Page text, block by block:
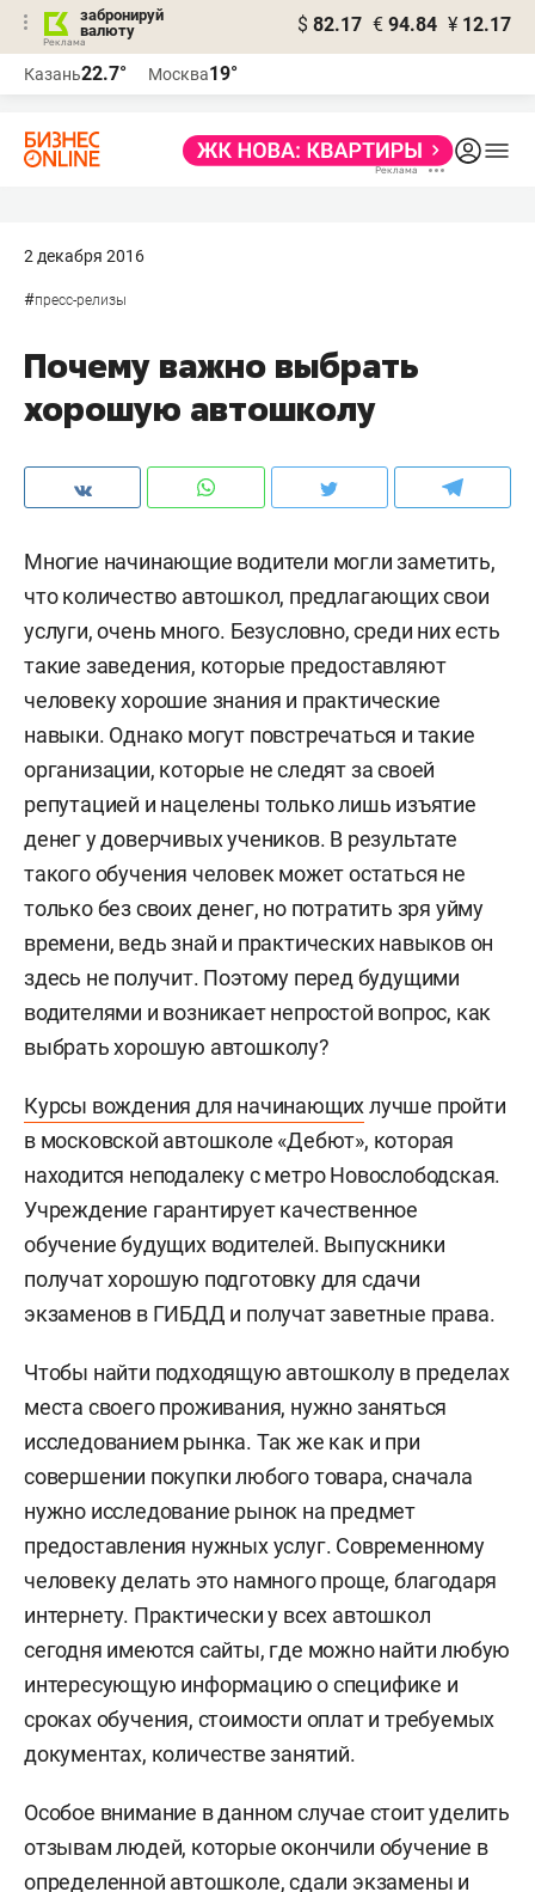
забронируй
валюту
$ 82.17 € 94.84 ¥ 12.17
Казань22.7° Москва19°
2 декабря 2016
#пресс-релизы
Почему важно выбрать
хорошую автошколу
Многие начинающие водители могли заметить,
что количество автошкол, предлагающих свои
услуги, очень много. Безусловно, среди них есть
такие заведения, которые предоставляют
человеку хорошие знания и практические
навыки. Однако могут повстречаться и такие
организации, которые не следят за своей
репутацией и нацелены только лишь изъятие
денег у доверчивых учеников. В результате
такого обучения человек может остаться не
только без своих денег, но потратить зря уйму
времени, ведь знай и практических навыков он
здесь не получит. Поэтому перед будущими
водителями и возникает непростой вопрос, как
выбрать хорошую автошколу?
Курсы вождения для начинающихлучше пройти
в московской автошколе «Дебют», которая
находится неподалеку с метро Новослободская.
Учреждение гарантирует качественное
обучение будущих водителей. Выпускники
получат хорошую подготовку для сдачи
экзаменов в ГИБДД и получат заветные права.
Чтобы найти подходящую автошколу в пределах
места своего проживания, нужно заняться
исследованием рынка. Так же как и при
совершении покупки любого товара, сначала
нужно исследование рынок на предмет
предоставления нужных услуг. Современному
человеку делать это намного проще, благодаря
интернету. Практически у всех автошкол
сегодня имеются сайты, где можно найти любую
интересующую информацию о специфике и
сроках обучения, стоимости оплат и требуемых
документах, количестве занятий.
Особое внимание в данном случае стоит уделить
отзывам людей, которые окончили обучение в
определенной автошколе, сдали экзамены и